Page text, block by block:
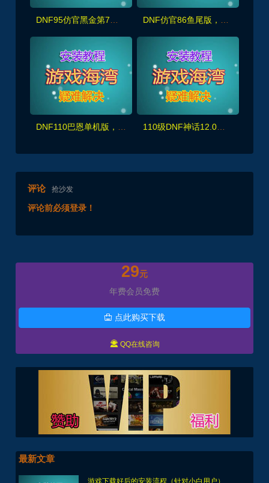
DNF110巴恩单机版，主线任务+全副本,细节优化非常完美，配玩法攻略+GM工具及视频教程 110级DNF神话12.0版 真女鬼剑龙之庭院机械七战神龙之怒+完整主线任务剧情，带视频教程
评论 抢沙发
评论前必须登录！
29元
年费会员免费
 点此购买下载
 QQ在线咨询
最新文章
游戏下载好后的安装流程（针对小白用户）